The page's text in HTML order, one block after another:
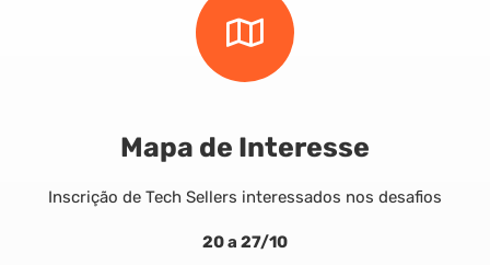
Mapa de Interesse
Inscrição de Tech Sellers interessados nos desafios
20 a 27/10